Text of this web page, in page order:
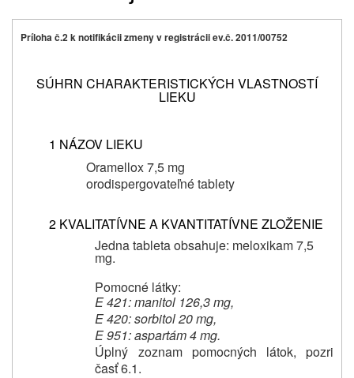
Príloha č.2 k notifikácii zmeny v registrácii ev.č. 2011/00752
SÚHRN CHARAKTERISTICKÝCH VLASTNOSTÍ
LIEKU
1 NÁZOV LIEKU
Oramellox 7,5 mg
orodispergovateľné tablety
2 KVALITATÍVNE A KVANTITATÍVNE ZLOŽENIE
Jedna tableta obsahuje: meloxikam 7,5
mg.
Pomocné látky:
E 421: manitol 126,3 mg,
E 420: sorbitol 20 mg,
E 951: aspartám 4 mg.
Úplný zoznam pomocných látok, pozri
časť 6.1.